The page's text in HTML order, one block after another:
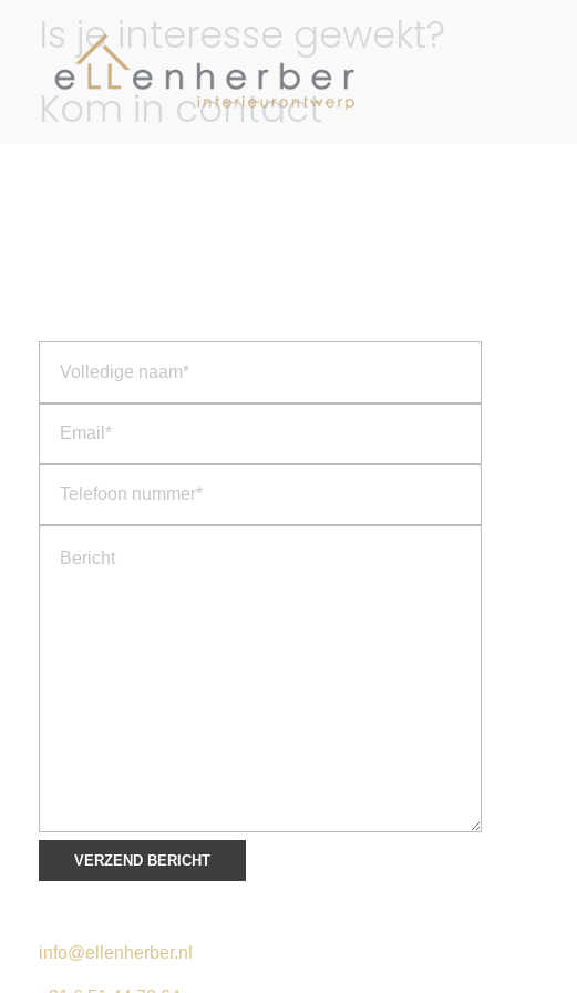
Is je interesse gewekt?
Kom in contact
info@ellenherber.nl